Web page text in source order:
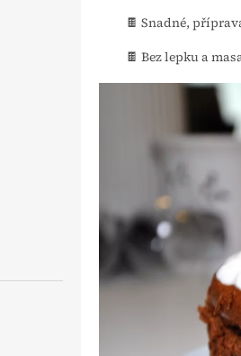
🍫 Snadné,
🍫 Bez lepku a